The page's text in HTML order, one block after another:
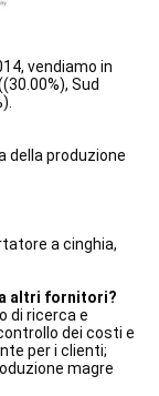
vendiamo in
Sud
della produzione
a cinghia,
altri fornitori?
di ricerca e
dei costi e
per i clienti;
magre